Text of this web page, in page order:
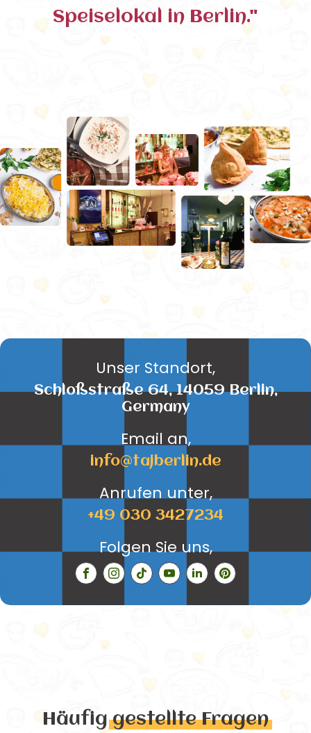
Speiselokal in Berlin."
Unser Standort,
Schloßstraße 64, 14059 Berlin,
Germany
Email an,
info@tajberlin.de
Anrufen unter,
+49 030 3427234
Folgen Sie uns,
Häufiggestellte Fragen